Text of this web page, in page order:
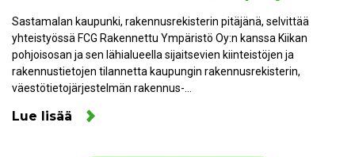
Sastamalan kaupunki, rakennusrekisterin pitäjänä, selvittää
yhteistyössä FCG Rakennettu Ympäristö Oy:n kanssa Kiikan
pohjoisosan ja sen lähialueella sijaitsevien kiinteistöjen ja
rakennustietojen tilannetta kaupungin rakennusrekisterin,
väestötietojärjestelmän rakennus-…
Lue lisää